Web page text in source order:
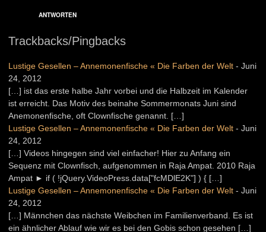
ANTWORTEN
Trackbacks/Pingbacks
Lustige Gesellen – Annemonenfische « Die Farben der Welt - Juni
24, 2012
[…] ist das erste halbe Jahr vorbei und die Halbzeit im Kalender
ist erreicht. Das Motiv des beinahe Sommermonats Juni sind
Anemonenfische, oft Clownfische genannt. […]
Lustige Gesellen – Annemonenfische « Die Farben der Welt - Juni
24, 2012
[…] Videos hingegen sind viel einfacher! Hier zu Anfang ein
Sequenz mit Clownfisch, aufgenommen in Raja Ampat. 2010 Raja
Ampat ► if ( !jQuery.VideoPress.data["fcMDlE2K"] ) { […]
Lustige Gesellen – Annemonenfische « Die Farben der Welt - Juni
24, 2012
[…] Männchen das nächste Weibchen im Familienverband. Es ist
ein ähnlicher Ablauf wie wir es bei den Gobis schon gesehen […]